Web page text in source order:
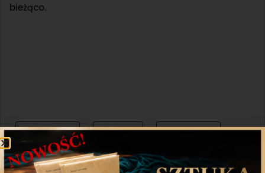
bieżąco.
Udostępnij Twitter WhatsApp